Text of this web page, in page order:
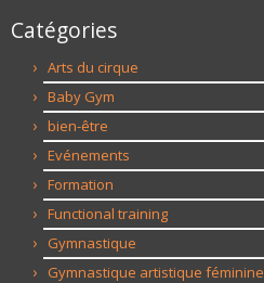
Catégories
Arts du cirque
Baby Gym
bien-être
Evénements
Formation
Functional training
Gymnastique
Gymnastique artistique féminine